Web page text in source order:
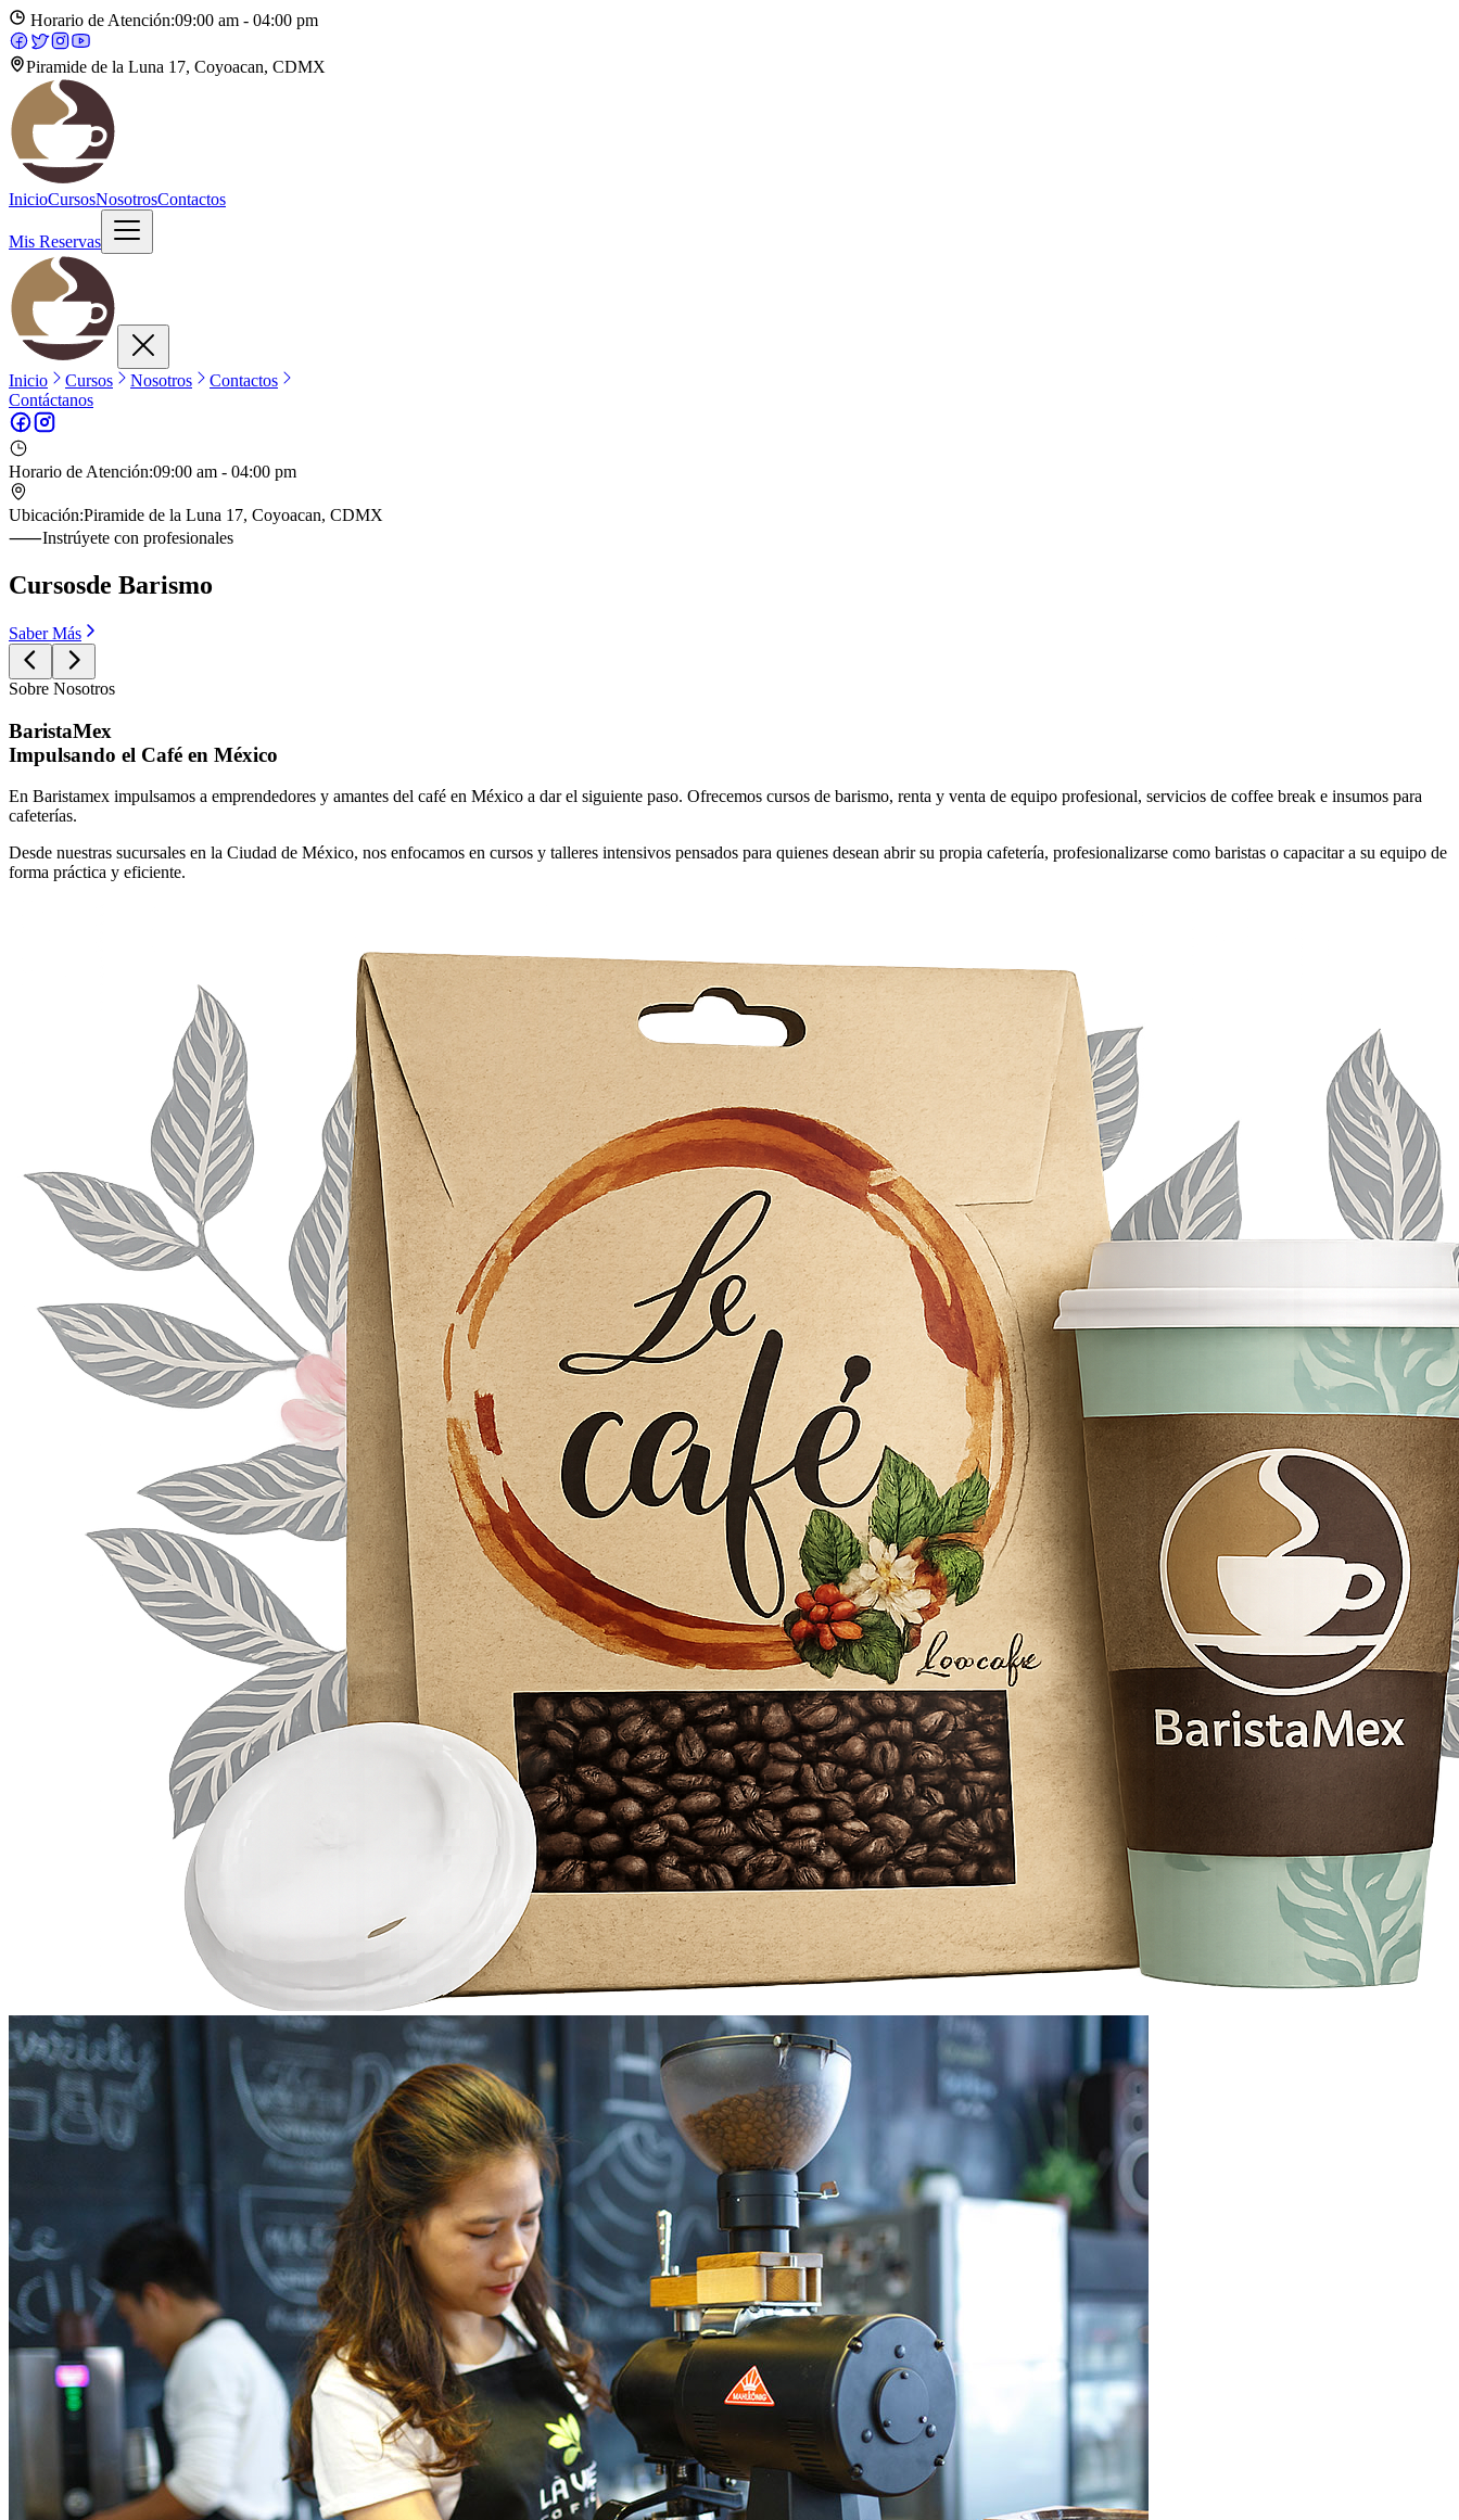
Horario de Atención:09:00 am - 04:00 pm
Piramide de la Luna 17, Coyoacan, CDMX
InicioCursosNosotrosContactos
Mis Reservas
Inicio Cursos Nosotros
Contactos
Contáctanos
Horario de Atención:09:00 am - 04:00 pm
Ubicación:Piramide de la Luna 17, Coyoacan, CDMX
⸺Instrúyete con profesionales
Cursosde Barismo
Saber Más
Sobre Nosotros
BaristaMex
Impulsando el Café en México
En Baristamex impulsamos a emprendedores y amantes del café en México a dar el siguiente paso. Ofrecemos cursos de barismo, renta y venta de equipo profesional, servicios de coffee break e insumos para
cafeterías.
Desde nuestras sucursales en la Ciudad de México, nos enfocamos en cursos y talleres intensivos pensados para quienes desean abrir su propia cafetería, profesionalizarse como baristas o capacitar a su equipo de
forma práctica y eficiente.